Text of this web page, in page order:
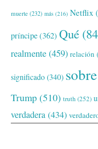
muerte (232) más (216) Netflix
príncipe(362) Qué
realmente (459) relación
significado(340) sobre
Trump (510) truth (252)
verdadera (434)